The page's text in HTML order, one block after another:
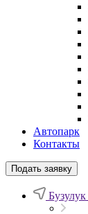
Автопарк
Контакты
Подать заявку
Бузулук